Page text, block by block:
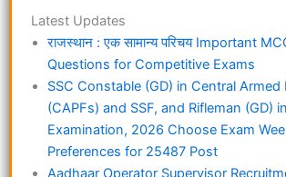
Latest Updates
राजस्थान : एक सामान्य परिचय Important
Questions for Competitive Exams
SSC Constable (GD) in Central Armed
(CAPFs) and SSF, and Rifleman (GD)
Examination, 2026 Choose Exam
Preferences for 25487 Post
Aadhaar Operator Supervisor